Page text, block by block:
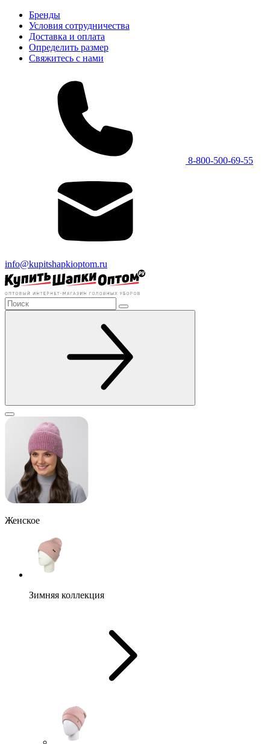
Бренды
Условия сотрудничества
Доставка и оплата
Определить размер
Свяжитесь с нами
8-800-500-69-55
info@kupitshapkioptom.ru
Женское
Зимняя коллекция